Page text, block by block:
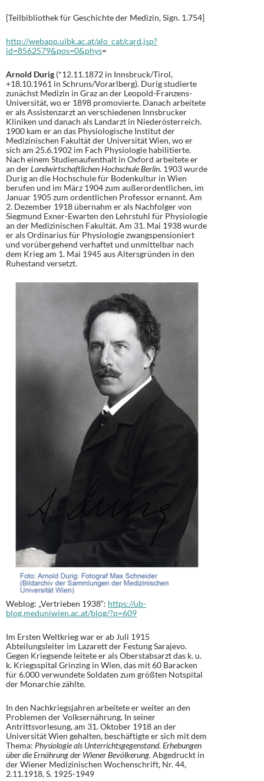
[Teilbibliothek für Geschichte der Medizin, Sign. 1.754]
http://webapp.uibk.ac.at/alo_cat/card.jsp?
id=8562579&pos=0&phys=
Arnold Durig (*12.11.1872 in Innsbruck/Tirol,
+18.10.1961 in Schruns/Vorarlberg). Durig studierte
zunächst Medizin in Graz an der Leopold-Franzens-
Universität, wo er 1898 promovierte. Danach arbeitete
er als Assistenzarzt an verschiedenen Innsbrucker
Kliniken und danach als Landarzt in Niederösterreich.
1900 kam er an das Physiologische Institut der
Medizinischen Fakultät der Universität Wien, wo er
sich am 25.6.1902 im Fach Physiologie habilitierte.
Nach einem Studienaufenthalt in Oxford arbeitete er
an derLandwirtschaftlichen Hochschule Berlin. 1903 wurde
Durig an die Hochschule für Bodenkultur in Wien
berufen und im März 1904 zum außerordentlichen, im
Januar 1905 zum ordentlichen Professor ernannt. Am
2. Dezember 1918 übernahm er als Nachfolger von
Siegmund Exner-Ewarten den Lehrstuhl für Physiologie
an der Medizinischen Fakultät. Am 31. Mai 1938 wurde
er als Ordinarius für Physiologie zwangspensioniert
und vorübergehend verhaftet und unmittelbar nach
dem Krieg am 1. Mai 1945 aus Altersgründen in den
Ruhestand versetzt.
Weblog: „Vertrieben 1938“: https://ub-
blog.meduniwien.ac.at/blog/?p=609
Im Ersten Weltkrieg war er ab Juli 1915
Abteilungsleiter im Lazarett der Festung Sarajevo.
Gegen Kriegsende leitete er als Oberstabsarzt das k. u.
k. Kriegsspital Grinzing in Wien, das mit 60 Baracken
für 6.000 verwundete Soldaten zum größten Notspital
der Monarchie zählte.
In den Nachkriegsjahren arbeitete er weiter an den
Problemen der Volksernährung. In seiner
Antrittsvorlesung, am 31. Oktober 1918 an der
Universität Wien gehalten, beschäftigte er sich mit dem
Thema: Physiologie als Unterrichtsgegenstand. Erhebungen
über die Ernährung der Wiener Bevölkerung. Abgedruckt in
der Wiener Medizinischen Wochenschrift, Nr. 44,
2.11.1918, S. 1925-1949